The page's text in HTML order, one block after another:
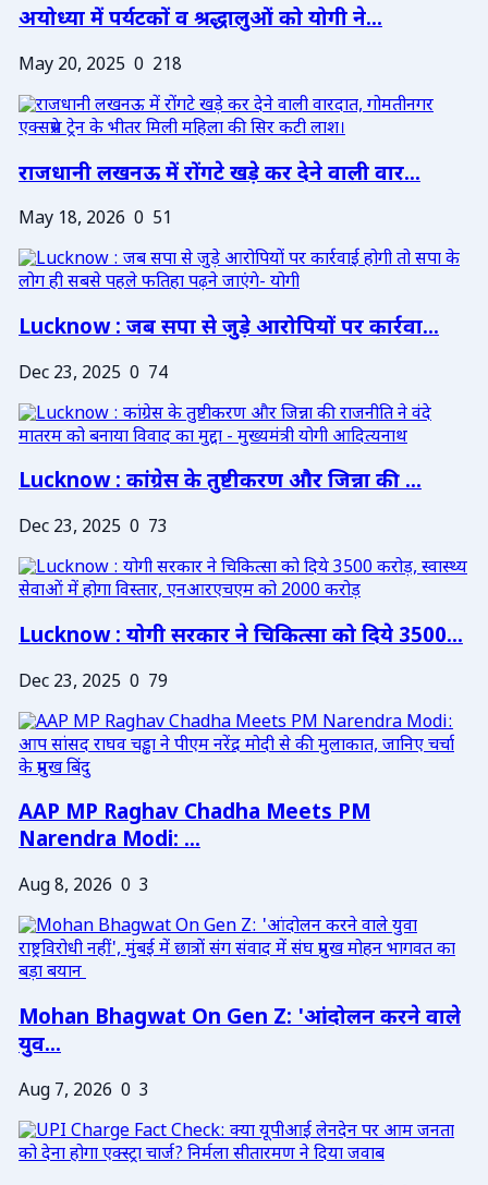
अयोध्या में पर्यटकों व श्रद्धालुओं को योगी ने...
May 20, 2025 0 218
राजधानी लखनऊ में रोंगटे खड़े कर देने वाली वार...
May 18, 2026 0 51
Lucknow : जब सपा से जुड़े आरोपियों पर कार्रवा...
Dec 23, 2025 0 74
Lucknow : कांग्रेस के तुष्टीकरण और जिन्ना की ...
Dec 23, 2025 0 73
Lucknow : योगी सरकार ने चिकित्सा को दिये 3500...
Dec 23, 2025 0 79
AAP MP Raghav Chadha Meets PM
Narendra Modi: ...
Aug 8, 2026 0 3
Mohan Bhagwat On Gen Z: 'आंदोलन करने वाले
युव...
Aug 7, 2026 0 3